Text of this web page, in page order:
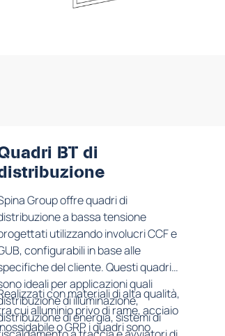
BT di
Group offre quadri di
a bassa tensione
utilizzando involucri CCF e
configurabili in base alle
del cliente. Questi quadri
ideali per applicazioni quali
di illuminazione,
di energia, sistemi di
con materiali di alta qualità,
cui alluminio privo di rame, acciaio
o GRP, i quadri sono